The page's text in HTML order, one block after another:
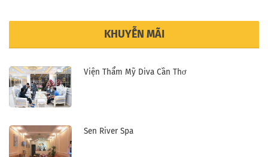
KHUYỄN MÃI
Viện Thẩm Mỹ Diva Cần Thơ
Sen River Spa